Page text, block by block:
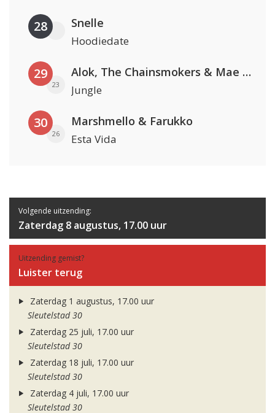
28 Snelle
Hoodiedate
29
23
Alok, The Chainsmokers & Mae Stephens
Jungle
30
26
Marshmello & Farukko
Esta Vida
Volgende uitzending:
Zaterdag 8 augustus, 17.00 uur
Uitzending gemist?
Luister terug
Zaterdag 1 augustus, 17.00 uur
Sleutelstad 30
Zaterdag 25 juli, 17.00 uur
Sleutelstad 30
Zaterdag 18 juli, 17.00 uur
Sleutelstad 30
Zaterdag 4 juli, 17.00 uur
Sleutelstad 30